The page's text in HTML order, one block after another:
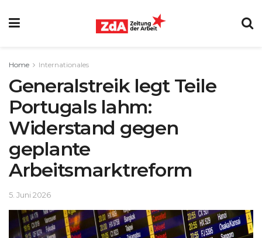
Home Internationales
Generalstreik legt Teile
Portugals lahm:
Widerstand gegen
geplante
Arbeitsmarktreform
5. Juni 2026